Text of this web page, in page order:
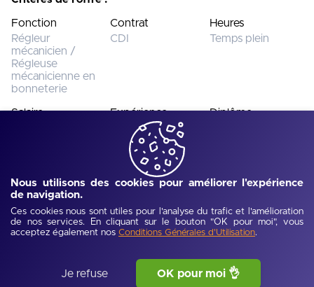
Nous utilisons des cookies pour améliorer l'expérience
de navigation.
Ces cookies nous sont utiles pour l'analyse du trafic et l'amélioration
de nos services. En cliquant sur le bouton "OK pour moi", vous
acceptez également nos Conditions Générales d'Utilisation.
Je refuse OK pour moi 👌
Fonction
Régleur
mécanicien /
Régleuse
mécanicienne en
bonneterie
Contrat
CDI
Heures
Temps plein
Salaire
Expérience
Débutant(e) (< 2
ans)
Diplôme
Cette offre n’est plus disponible.
Description de l'offre